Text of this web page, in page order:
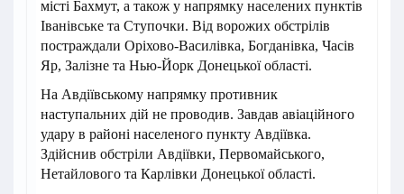
місті Бахмут, а також у напрямку населених пунктів
Іванівське та Ступочки. Від ворожих обстрілів
постраждали Оріхово-Василівка, Богданівка, Часів
Яр, Залізне та Нью-Йорк Донецької області.
На Авдіївському напрямку противник
наступальних дій не проводив. Завдав авіаційного
удару в районі населеного пункту Авдіївка.
Здійснив обстріли Авдіївки, Первомайського,
Нетайлового та Карлівки Донецької області.